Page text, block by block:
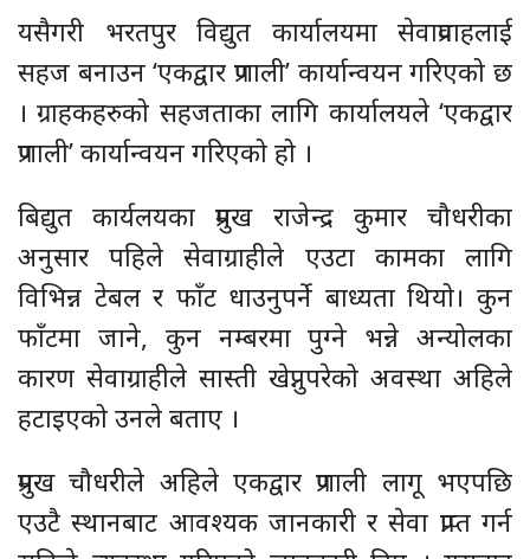
यसैगरी भरतपुर विद्युत कार्यालयमा सेवाप्रवाहलाई
सहज बनाउन ‘एकद्वार प्रणाली’ कार्यान्वयन गरिएको छ
। ग्राहकहरुको सहजताका लागि कार्यालयले ‘एकद्वार
प्रणाली’ कार्यान्वयन गरिएको हो ।
बिद्युत कार्यलयका प्रमुख राजेन्द्र कुमार चौधरीका
अनुसार पहिले सेवाग्राहीले एउटा कामका लागि
विभिन्न टेबल र फाँट धाउनुपर्ने बाध्यता थियो। कुन
फाँटमा जाने, कुन नम्बरमा पुग्ने भन्ने अन्योलका
कारण सेवाग्राहीले सास्ती खेप्नुपरेको अवस्था अहिले
हटाइएको उनले बताए ।
प्रमुख चौधरीले अहिले एकद्वार प्रणाली लागू भएपछि
एउटै स्थानबाट आवश्यक जानकारी र सेवा प्राप्त गर्न